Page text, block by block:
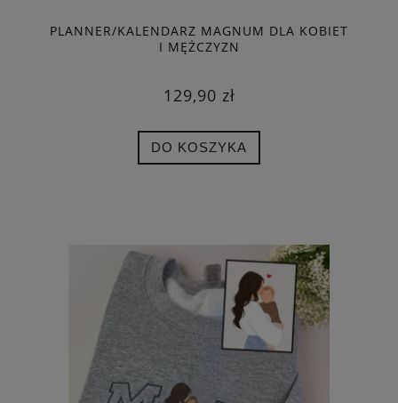
PLANNER/KALENDARZ MAGNUM DLA KOBIET
I MĘŻCZYZN
129,90 zł
DO KOSZYKA